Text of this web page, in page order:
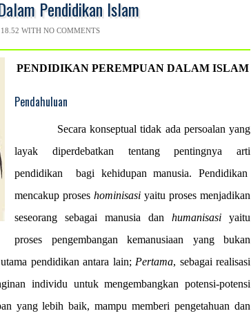
Pendidikan Islam
18.52 WITH NO COMMENTS
PENDIDIKAN PEREMPUAN DALAM ISLAM
Pendahuluan
Secara konseptual tidak ada persoalan yang
layak diperdebatkan tentang pentingnya arti
pendidikan
bagi kehidupan manusia. Pendidikan
mencakup proses hominisasi yaitu proses menjadikan
seseorang sebagai manusia dan humanisasi yaitu
proses pengembangan kemanusiaan yang bukan
pendidikan antara lain; Pertama, sebagai realisasi
individu untuk mengembangkan potensi-potensi
yang lebih baik, mampu memberi pengetahuan dan